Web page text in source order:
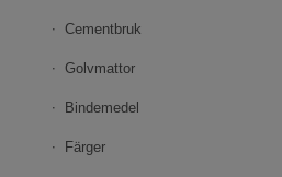
Cementbruk
Golvmattor
Bindemedel
Färger